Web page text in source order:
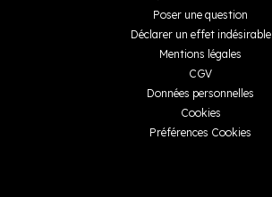
Poser une question
Déclarer un effet indésirable
Mentions légales
CGV
Données personnelles
Cookies
Préférences Cookies